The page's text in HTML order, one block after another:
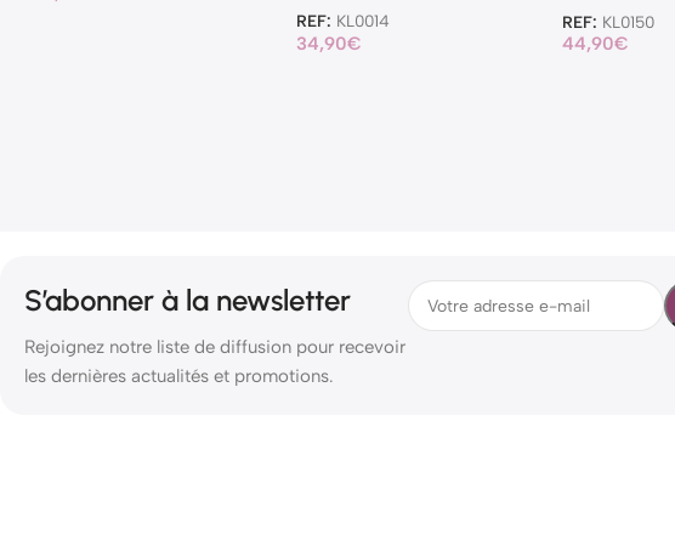
REF: KL0014
34,90€
REF: KL0150
44,90€
S’abonner à la newsletter
Rejoignez notre liste de diffusion pour recevoir
les dernières actualités et promotions.